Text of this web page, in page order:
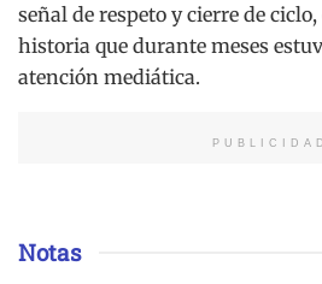
señal de respeto y cierre de
historia que durante meses
atención mediática.
PUBLICIDAD
Notas